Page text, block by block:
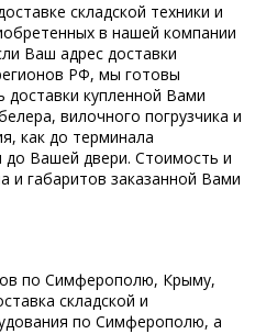
складской техники и
в нашей компании
Ваш адрес доставки
РФ, мы готовы
купленной Вами
вилочного погрузчика и
как до терминала
до Вашей двери. Стоимость и
и габаритов заказанной Вами
по Симферополю, Крыму,
складской и
по Симферополю, а